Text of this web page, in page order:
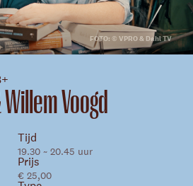
Skip navigatie
FOTO: © VPRO & Dahl TV
Voogd
Tijd
19.30 ~ 20.45 uur
Prijs
€ 25,00